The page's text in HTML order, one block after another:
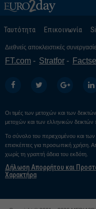
Ταυτότητα Επικοινωνία
Διεθνείς αποκλειστικές
FT.com Stratfor
Οι τιμές των μετοχών και των
μετοχών και των ελληνικών δεικτών
Το σύνολο του περιεχομένου και των
επισκέπτες για προσωπική χρήση.
χωρίς τη γραπτή άδεια του εκδότη.
Δήλωση Απορρήτου και
Χαρακτήρα